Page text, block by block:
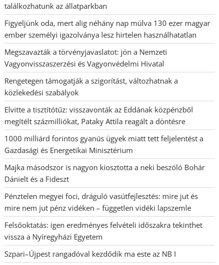
találkozhatunk az állatparkban
Figyeljünk oda, mert alig néhány nap múlva 130 ezer magyar
ember személyi igazolványa lesz hirtelen használhatatlan
Megszavazták a törvényjavaslatot: jön a Nemzeti
Vagyonvisszaszerzési és Vagyonvédelmi Hivatal
Rengetegen támogatják a szigorítást, változhatnak a
közlekedési szabályok
Elvitte a tisztítótűz: visszavonták az Eddának közpénzből
megítélt százmilliókat, Pataky Attila reagált a döntésre
1000 milliárd forintos gyanús ügyek miatt tett feljelentést a
Gazdasági és Energetikai Minisztérium
Majka másodszor is nagyon kiosztotta a neki beszóló Bohár
Dánielt és a Fideszt
Pénztelen megyei foci, dráguló vasútfejlesztés: mire jut és
mire nem jut pénz vidéken – független vidéki lapszemle
Felsőoktatás: igen eredményes felvételi időszakra tekinthet
vissza a Nyíregyházi Egyetem
Szpari–Újpest rangadóval kezdődik ma este az NB I